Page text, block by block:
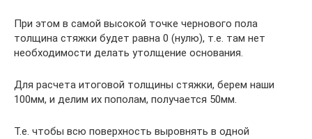
При этом в самой высокой точке чернового пола
толщина стяжки будет равна 0 (нулю), т.е. там нет
необходимости делать утолщение основания.
Для расчета итоговой толщины стяжки, берем наши
100мм, и делим их пополам, получается 50мм.
Т.е. чтобы всю поверхность выровнять в одной